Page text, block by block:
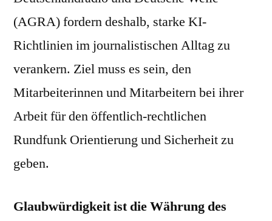
Gesicht
publizistische
Vielfalt
(AGRA) fordern deshalb, starke KI-
Richtlinien im journalistischen Alltag zu
verankern. Ziel muss es sein, den
Mitarbeiterinnen und Mitarbeitern bei ihrer
Arbeit für den öffentlich-rechtlichen
Rundfunk Orientierung und Sicherheit zu
geben.
Glaubwürdigkeit ist die Währung des